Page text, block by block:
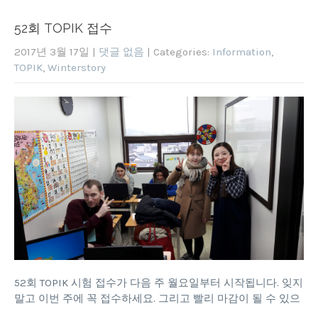
52회 TOPIK 접수
2017년 3월 17일 | 댓글 없음 | Categories: Information,
TOPIK, Winterstory
52회 TOPIK 시험 접수가 다음 주 월요일부터 시작됩니다. 잊지
말고 이번 주에 꼭 접수하세요. 그리고 빨리 마감이 될 수 있으